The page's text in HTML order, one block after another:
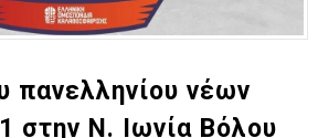
ΕΛΛΗΝΙΚΟ ΜΠΑΣΚΕΤ : 39Η ΕΠΕΤΕΙΟΣ ΑΠΟ
τελικό κυπέλλου ανδρών ΕΣΚΑΝΑ
για τον Πανελευσινιακό στον
πανελληνίου νέων
στην Ν. Ιωνία Βόλου